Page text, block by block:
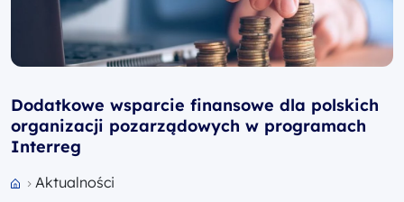
Dodatkowe wsparcie finansowe dla polskich
organizacji pozarządowych w programach
Interreg
Przejdź do strony głównej portalu
Aktualności